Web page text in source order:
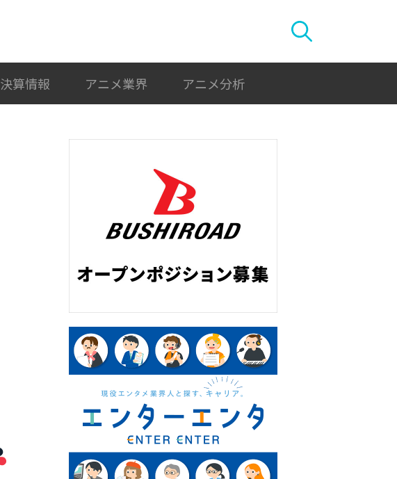
決算情報 アニメ業界 アニメ分析